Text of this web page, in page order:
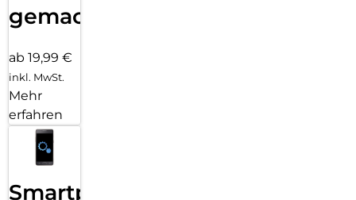
gemacht!
ab 19,99 €
inkl. MwSt.
Mehr
erfahren
Smartphone